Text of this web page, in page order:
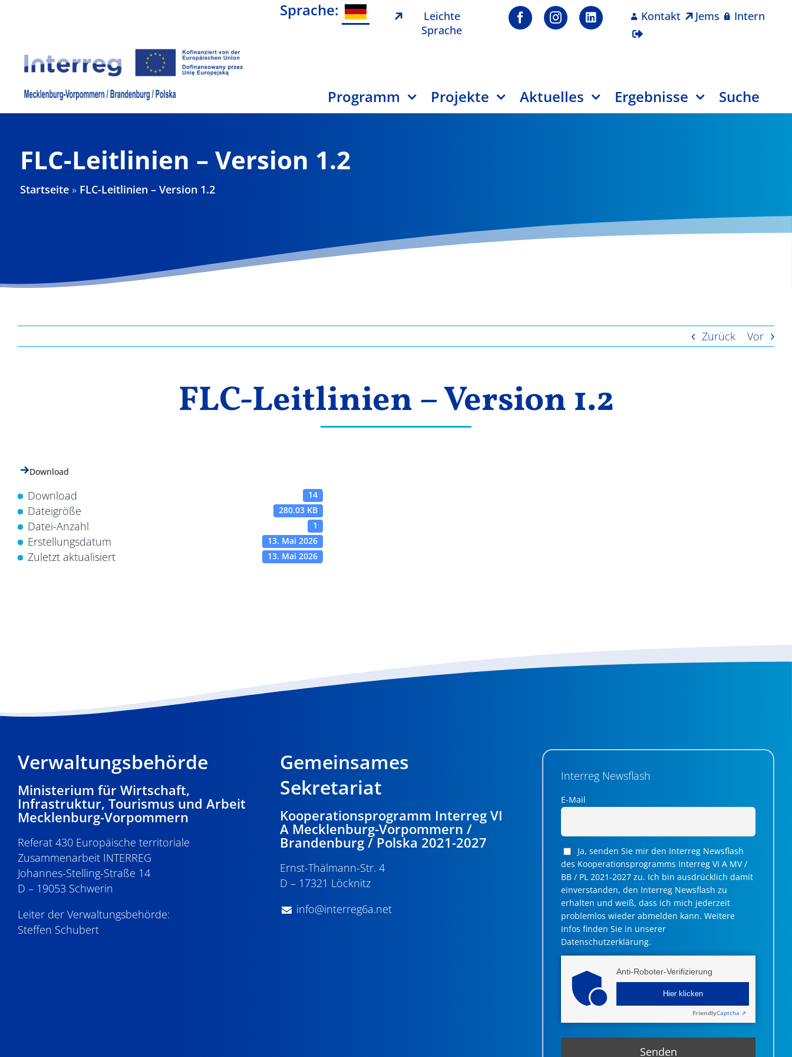
Sprache:
Leichte
Sprache
Kontakt Jems Intern
Programm Projekte Aktuelles Ergebnisse Suche
FLC-Leitlinien – Version 1.2
Startseite » FLC-Leitlinien – Version 1.2
Zurück Vor
FLC-Leitlinien – Version 1.2
Download
Download 14
Dateigröße 280.03 KB
Datei-Anzahl 1
Erstellungsdatum 13. Mai 2026
Zuletzt aktualisiert 13. Mai 2026
Verwaltungsbehörde
Ministerium für Wirtschaft,
Infrastruktur, Tourismus und Arbeit
Mecklenburg-Vorpommern
Referat 430 Europäische territoriale
Zusammenarbeit INTERREG
Johannes-Stelling-Straße 14
D – 19053 Schwerin
Leiter der Verwaltungsbehörde:
Steffen Schubert
Gemeinsames
Sekretariat
Kooperationsprogramm Interreg VI
A Mecklenburg-Vorpommern /
Brandenburg / Polska 2021-2027
Ernst-Thälmann-Str. 4
D – 17321 Löcknitz
info@interreg6a.net
Interreg Newsflash
E-Mail
Ja, senden Sie mir den Interreg Newsflash
des Kooperationsprogramms Interreg VI A MV /
BB / PL 2021-2027 zu. Ich bin ausdrücklich damit
einverstanden, den Interreg Newsflash zu
erhalten und weiß, dass ich mich jederzeit
problemlos wieder abmelden kann. Weitere
Infos finden Sie in unserer
Datenschutzerklärung.
Anti-Roboter-Verifizierung
Hier klicken
FriendlyCaptcha ⇗